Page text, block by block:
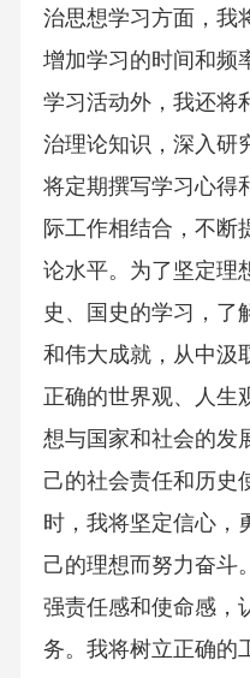
治思想学习方面，我
增加学习的时间和频
学习活动外，我还将
治理论知识，深入研
将定期撰写学习心得
际工作相结合，不断
论水平。为了坚定理
史、国史的学习，了
和伟大成就，从中汲
正确的世界观、人生
想与国家和社会的发
己的社会责任和历史
时，我将坚定信心，
己的理想而努力奋斗
强责任感和使命感，
务。我将树立正确的